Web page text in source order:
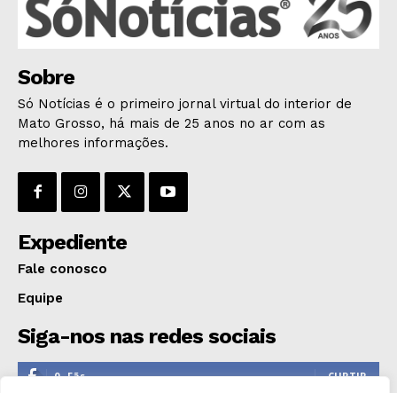
ÚLTIMAS NOTÍCIAS
Sobre
Só Notícias é o primeiro jornal virtual do interior de
Mato Grosso, há mais de 25 anos no ar com as
melhores informações.
Expediente
Fale conosco
Equipe
Siga-nos nas redes sociais
0 Fãs CURTIR